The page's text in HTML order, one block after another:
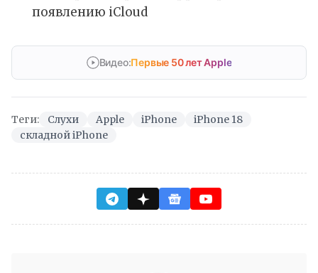
появлению iCloud
Видео:Первые 50 лет Apple
Теги: Слухи Apple iPhone
iPhone 18
складной iPhone